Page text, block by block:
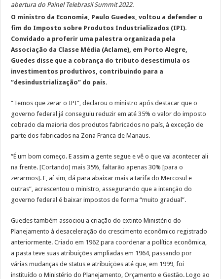
abertura do Painel Telebrasil Summit 2022.
O ministro da Economia, Paulo Guedes, voltou a defender o
fim do Imposto sobre Produtos Industrializados (IPI).
Convidado a proferir uma palestra organizada pela
Associação da Classe Média (Aclame), em Porto Alegre,
Guedes disse que a cobrança do tributo desestimula os
investimentos produtivos, contribuindo para a
“desindustrialização” do país.
“Temos que zerar o IPI”, declarou o ministro após destacar que o
governo federal já conseguiu reduzir em até 35% o valor do imposto
cobrado da maioria dos produtos fabricados no país, à exceção de
parte dos fabricados na Zona Franca de Manaus.
“É um bom começo. E assim a gente segue e vê o que vai acontecer ali
na frente. [Cortando] mais 35%, faltarão apenas 30% [para o
zerarmos]. E, aí sim, dá para abaixar mais a tarifa do Mercosul e
outras”, acrescentou o ministro, assegurando que a intenção do
governo federal é baixar impostos de forma “muito gradual”.
Guedes também associou a criação do extinto Ministério do
Planejamento à desaceleração do crescimento econômico registrado
anteriormente. Criado em 1962 para coordenar a política econômica,
a pasta teve suas atribuições ampliadas em 1964, passando por
várias mudanças de status e atribuições até que, em 1999, foi
instituído o Ministério do Planejamento, Orçamento e Gestão. Logo ao